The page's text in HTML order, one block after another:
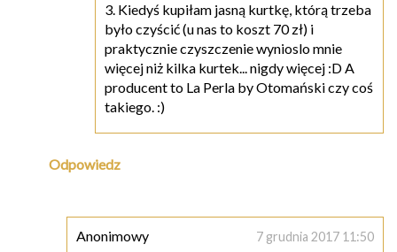
3. Kiedyś kupiłam jasną kurtkę, którą trzeba
było czyścić (u nas to koszt 70 zł) i
praktycznie czyszczenie wynioslo mnie
więcej niż kilka kurtek... nigdy więcej :D A
producent to La Perla by Otomański czy coś
takiego. :)
Odpowiedz
Anonimowy 7 grudnia 2017 11:50